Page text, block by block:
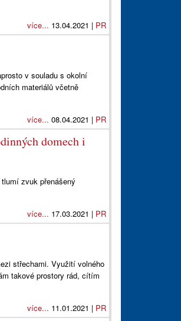
více... 13.04.2021 | PR
v souladu s okolní
materiálů včetně
více... 08.04.2021 | PR
domech i
zvuk přenášený
více... 17.03.2021 | PR
střechami. Využití volného
takové prostory rád, cítím
více... 11.01.2021 | PR